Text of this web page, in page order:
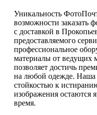
Уникальность
возможности заказать
с доставкой в
предоставляемого
профессиональное
материалы от ведущих
позволяет достичь
на любой одежде. Наша
стойкостью к
изображения
время.